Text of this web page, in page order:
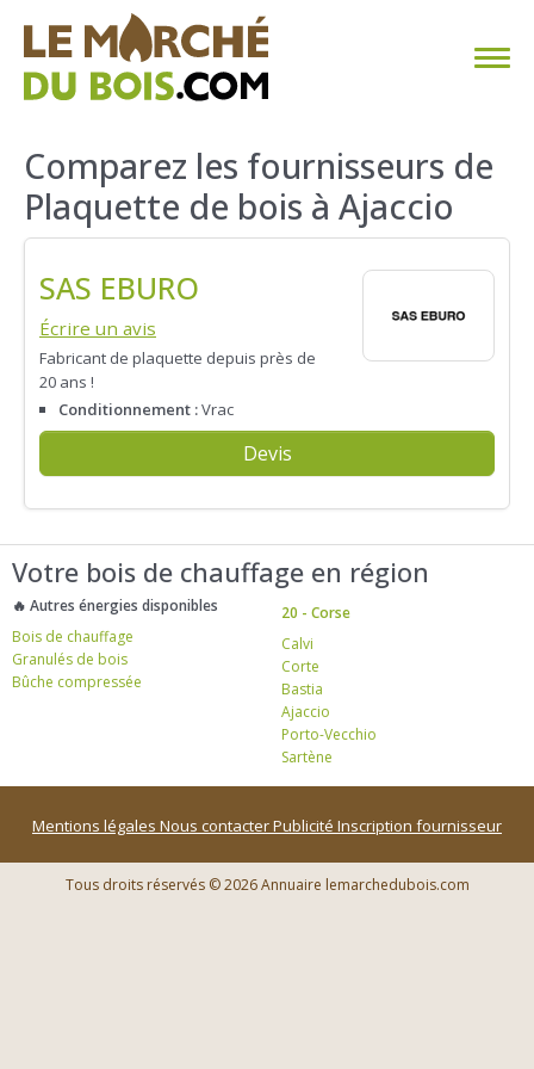
CHAUFFAGE AU BOIS
FAQ
TROUVER SON FOURNISSEUR
BLOG
ESPACE PRO
Comparez les fournisseurs de
Plaquette de bois à Ajaccio
SAS EBURO
Écrire un avis
Fabricant de plaquette depuis près de
20 ans !
Conditionnement :Vrac
Devis
Votre bois de chauffage en région
🔥 Autres énergies disponibles
Bois de chauffage
Granulés de bois
Bûche compressée
20 - Corse
Calvi
Corte
Bastia
Ajaccio
Porto-Vecchio
Sartène
Mentions légales Nous contacterPublicité Inscription fournisseur
Tous droits réservés © 2026 Annuaire lemarchedubois.com